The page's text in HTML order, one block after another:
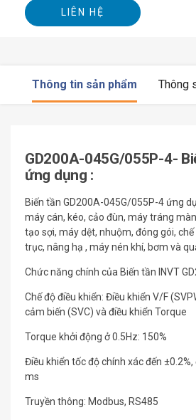
LIÊN HỆ
Thông tin sản phẩm Thông
GD200A-045G/055P-4-
ứng dụng :
Biến tần GD200A-045G/055P-4 ứng
máy cán, kéo, cảo đùn, máy tráng
tạo sợi, máy dệt, nhuộm, đóng gói,
trục, nâng hạ , máy nén khí, bơm và
Chức năng chính của Biến tần INVT
Chế độ điều khiển: Điều khiển V/F
cảm biến (SVC) và điều khiển Torque
Torque khởi động ở 0.5Hz: 150%
Điều khiển tốc độ chính xác đến
ms
Truyền thông: Modbus, RS485